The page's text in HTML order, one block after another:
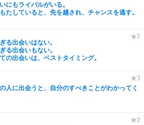
にもライバルがいる。
たしていると、先を越され、チャンスを逃す。
る出会いはない。
る出会いもない。
の出会いは、ベストタイミング。
人に出会うと、自分のすべきことがわかってく